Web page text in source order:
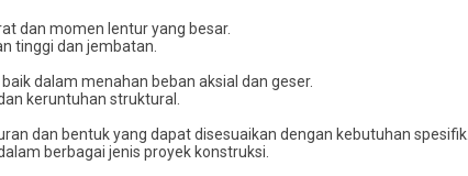
dan momen lentur yang besar.
tinggi dan jembatan.
dalam menahan beban aksial dan geser.
keruntuhan struktural.
dan bentuk yang dapat disesuaikan dengan kebutuhan spesifik.
berbagai jenis proyek konstruksi.